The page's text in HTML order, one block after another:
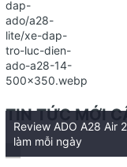
TIN TỨC MỚI
Review ADO A28 Air
làm mỗi ngày